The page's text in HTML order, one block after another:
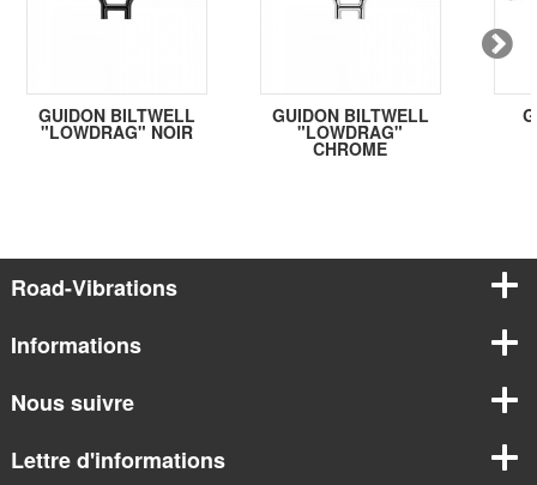
GUIDON BILTWELL
"LOWDRAG" NOIR
GUIDON BILTWELL
"LOWDRAG"
CHROME
Road-Vibrations
Informations
Nous suivre
Lettre d'informations